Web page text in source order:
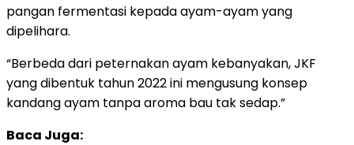
pangan fermentasi kepada ayam-ayam yang
dipelihara.
“Berbeda dari peternakan ayam kebanyakan, JKF
yang dibentuk tahun 2022 ini mengusung konsep
kandang ayam tanpa aroma bau tak sedap.”
Baca Juga: